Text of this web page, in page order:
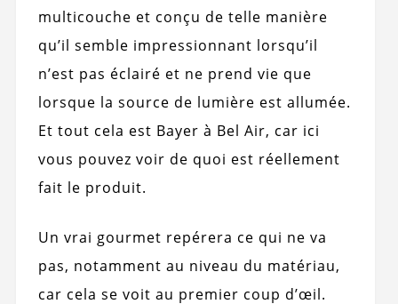
multicouche et conçu de telle manière
qu’il semble impressionnant lorsqu’il
n’est pas éclairé et ne prend vie que
lorsque la source de lumière est allumée.
Et tout cela est Bayer à Bel Air, car ici
vous pouvez voir de quoi est réellement
fait le produit.
Un vrai gourmet repérera ce qui ne va
pas, notamment au niveau du matériau,
car cela se voit au premier coup d’œil.